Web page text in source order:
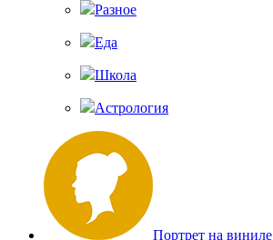
Разное
Еда
Школа
Астрология
Портрет на виниле